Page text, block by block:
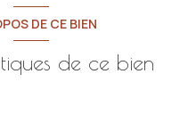
DE CE BIEN
de ce bien